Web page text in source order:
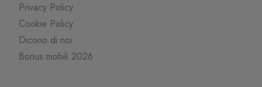
Privacy Policy
Cookie Policy
Dicono di noi
Bonus mobili 2026